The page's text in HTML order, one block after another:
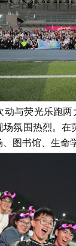
动与荧光乐跑
氛围热烈。
图书馆、生命